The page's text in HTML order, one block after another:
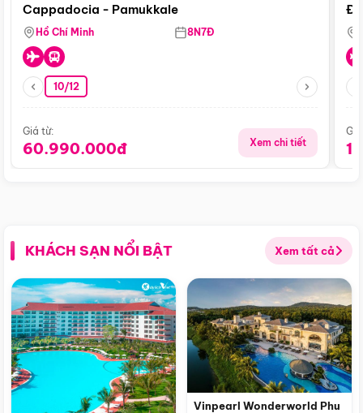
Cappadocia - Pamukkale
Hồ Chí Minh 8N7Đ
10/12
Giá từ:
60.990.000đ Xem chi tiết
KHÁCH SẠN NỔI BẬT Xem tất cả
Vinpearl Wonderworld Phu